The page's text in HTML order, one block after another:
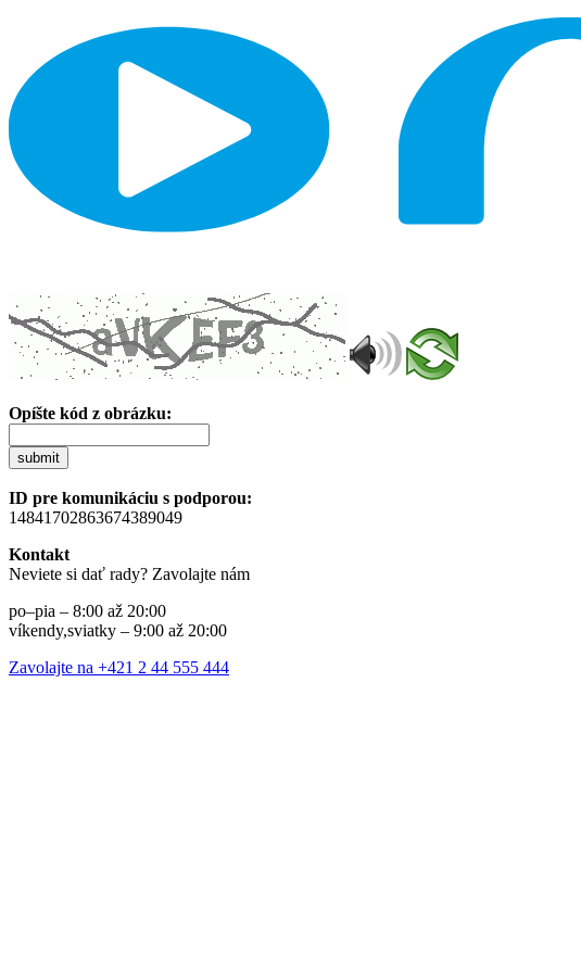
Opíšte kód z obrázku:
submit
ID pre komunikáciu s podporou:
14841702863674389049
Kontakt
Neviete si dať rady? Zavolajte nám
po–pia – 8:00 až 20:00
víkendy,sviatky – 9:00 až 20:00
Zavolajte na +421 2 44 555 444